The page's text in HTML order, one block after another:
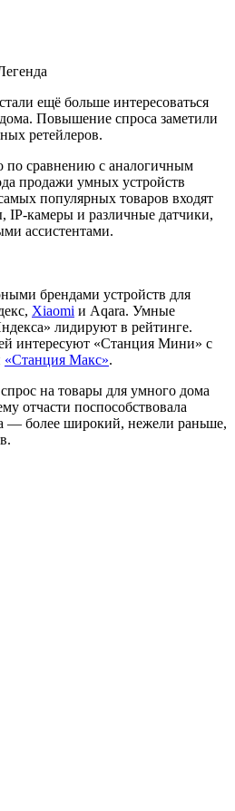
ещё больше интересоваться
Повышение спроса заметили
ретейлеров.
по сравнению с аналогичным
продажи умных устройств
популярных товаров входят
IP-камеры и различные датчики,
ассистентами.
брендами устройств для
Xiaomi и Aqara. Умные
лидируют в рейтинге.
интересуют «Станция Мини» с
«Станция Макс».
на товары для умного дома
отчасти поспособствовала
— более широкий, нежели раньше,